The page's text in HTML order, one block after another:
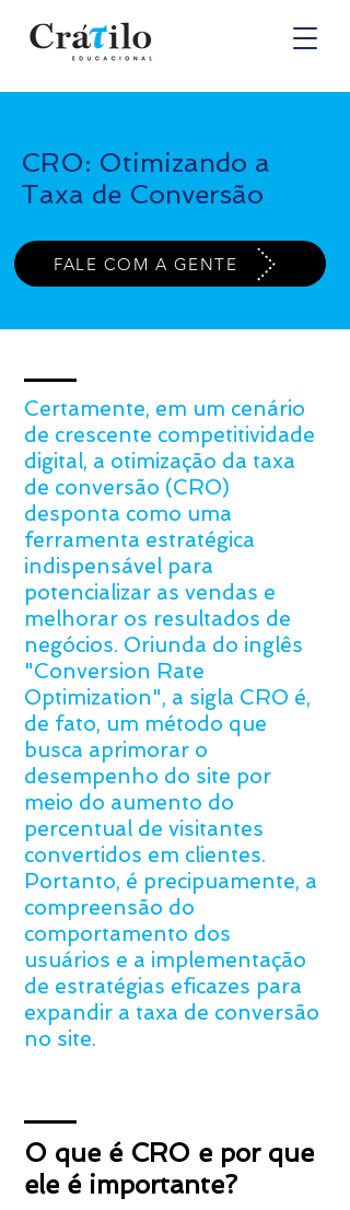
CRO: Otimizando a
Taxa de Conversão
FALE COM A GENTE
Certamente, em um cenário
de crescente competitividade
digital, a otimização da taxa
de conversão (CRO)
desponta como uma
ferramenta estratégica
indispensável para
potencializar as vendas e
melhorar os resultados de
negócios. Oriunda do inglês
"Conversion Rate
Optimization", a sigla CRO é,
de fato, um método que
busca aprimorar o
desempenho do site por
meio do aumento do
percentual de visitantes
convertidos em clientes.
Portanto, é precipuamente, a
compreensão do
comportamento dos
usuários e a implementação
de estratégias eficazes para
expandir a taxa de conversão
no site.
O que é CRO e por que
ele é importante?